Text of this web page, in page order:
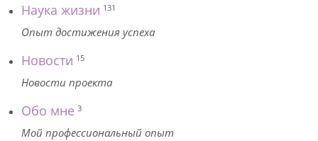
Наука жизни 131
Опыт достижения успеха
Новости 15
Новости проекта
Обо мне 3
Мой профессиональный опыт